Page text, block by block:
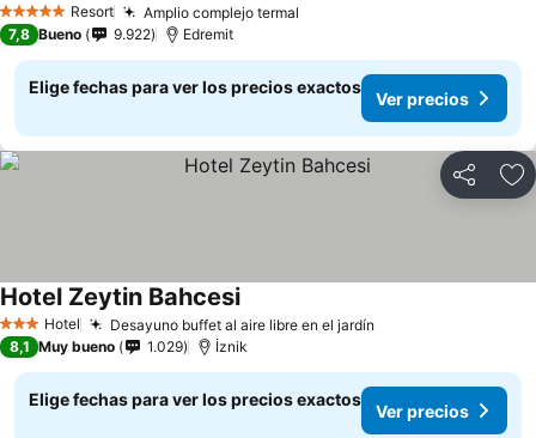
5 Estrellas Resort Amplio complejo termal
7,8 Bueno 9.922 Edremit
Elige fechas para ver los precios exactos
Ver precios
Compartir
3 Estrellas
Hotel Desayuno buffet al aire libre en el jardín
Hotel Zeytin Bahcesi
8,1 Muy bueno 1.029 İznik
Elige fechas para ver los precios exactos
Ver precios